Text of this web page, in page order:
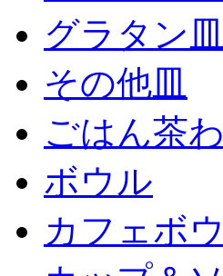
グラタン皿
その他皿
ごはん茶
ボウル
カフェボ